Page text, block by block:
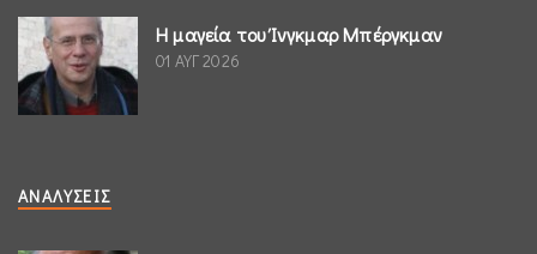
Η μαγεία του Ίνγκμαρ Μπέργκμαν
01 ΑΥΓ 2026
ΑΝΑΛΎΣΕΙΣ